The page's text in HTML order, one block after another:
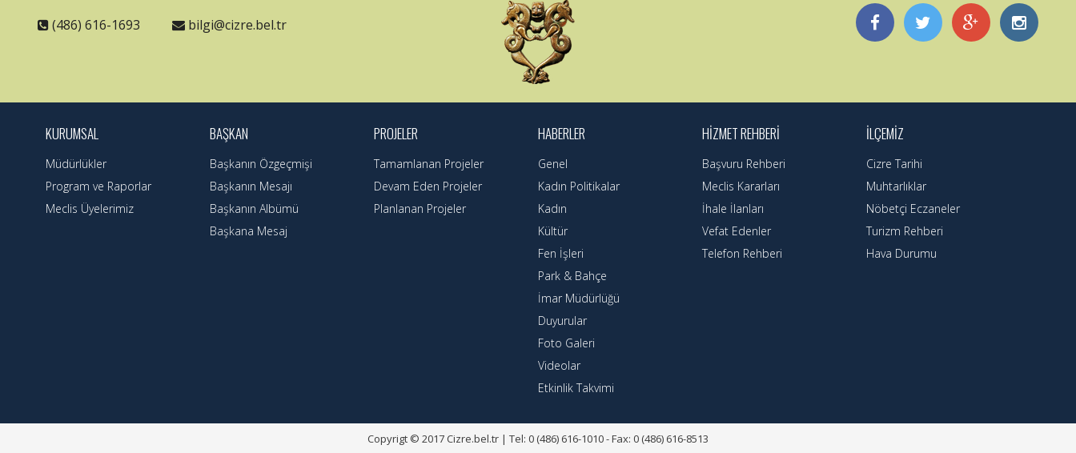
(486) 616-1693 bilgi@cizre.bel.tr
KURUMSAL
Müdürlükler
Program ve Raporlar
Meclis Üyelerimiz
BAŞKAN
Başkanın Özgeçmişi
Başkanın Mesajı
Başkanın Albümü
Başkana Mesaj
PROJELER
Tamamlanan Projeler
Devam Eden Projeler
Planlanan Projeler
HABERLER
Genel
Kadın Politikalar
Kadın
Kültür
Fen İşleri
Park & Bahçe
İmar Müdürlüğü
Duyurular
Foto Galeri
Videolar
Etkinlik Takvimi
HIZMET REHBERI
Başvuru Rehberi
Meclis Kararları
İhale İlanları
Vefat Edenler
Telefon Rehberi
İLÇEMIZ
Cizre Tarihi
Muhtarlıklar
Nöbetçi Eczaneler
Turizm Rehberi
Hava Durumu
Copyrigt © 2017 Cizre.bel.tr | Tel: 0 (486) 616-1010 - Fax: 0 (486) 616-8513